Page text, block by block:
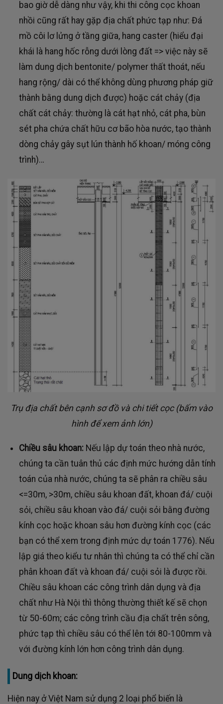
bao giờ dễ dàng như vậy, khi thi công cọc khoan
nhồi cũng rất hay gặp địa chất phức tạp như: Đá
mồ côi lơ lửng ở tầng giữa, hang caster (hiểu đại
khái là hang hốc rỗng dưới lòng đất => việc này sẽ
làm dung dịch bentonite/ polymer thất thoát, nếu
hang rộng/ dài có thể không dùng phương pháp giữ
thành bằng dung dịch được) hoặc cát chảy (địa
chất cát chảy: thường là cát hạt nhỏ, cát pha, bùn
sét pha chứa chất hữu cơ bão hòa nước, tạo thành
dòng chảy gây sụt lún thành hố khoan/ móng công
trình)…
Trụ địa chất bên cạnh sơ đồ và chi tiết cọc (bấm vào
hình để xem ảnh lớn)
Chiều sâu khoan: Nếu lập dự toán theo nhà nước,
chúng ta cần tuân thủ các định mức hướng dẫn tính
toán của nhà nước, chúng ta sẽ phân ra chiều sâu
<=30m, >30m, chiều sâu khoan đất, khoan đá/ cuội
sỏi, chiều sâu khoan vào đá/ cuội sỏi bằng đường
kính cọc hoặc khoan sâu hơn đường kính cọc (các
bạn có thể xem trong định mức dự toán 1776). Nếu
lập giá theo kiểu tư nhân thì chúng ta có thể chỉ cần
phân khoan đất và khoan đá/ cuội sỏi là được rồi.
Chiều sâu khoan các công trình dân dụng và địa
chất như Hà Nội thì thông thường thiết kế sẽ chọn
từ 50-60m; các công trình cầu địa chất trên sông,
phức tạp thì chiều sâu có thể lên tới 80-100mm và
với đường kính lớn hơn công trình dân dụng.
Dung dịch khoan:
Hiện nay ở Việt Nam sử dụng 2 loại phổ biến là